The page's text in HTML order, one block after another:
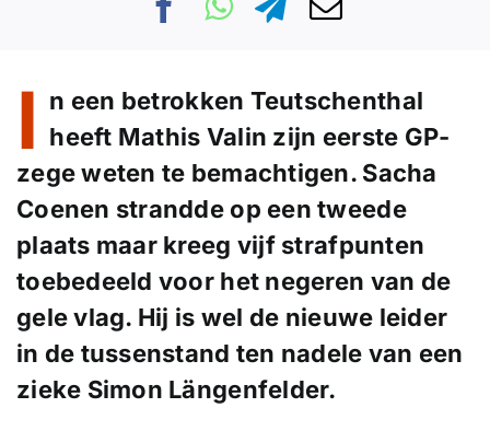
I n een betrokken Teutschenthal
heeft Mathis Valin zijn eerste GP-
zege weten te bemachtigen. Sacha
Coenen strandde op een tweede
plaats maar kreeg vijf strafpunten
toebedeeld voor het negeren van de
gele vlag. Hij is wel de nieuwe leider
in de tussenstand ten nadele van een
zieke Simon Längenfelder.